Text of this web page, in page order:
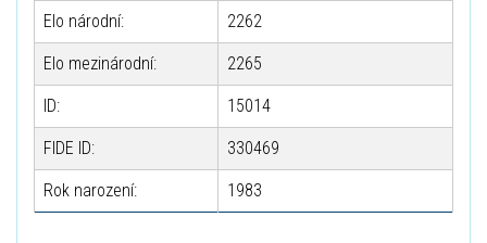
Elo národní: 2262
Elo mezinárodní: 2265
ID: 15014
FIDE ID: 330469
Rok narození: 1983